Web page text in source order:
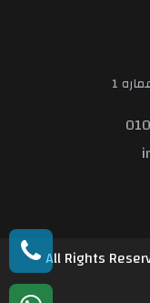
1
All Rights